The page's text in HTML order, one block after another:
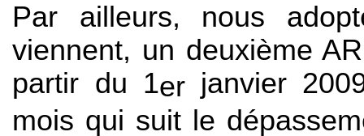
Par ailleurs, nous
viennent, un deuxième
partir du 1erjanvier
mois qui suit le